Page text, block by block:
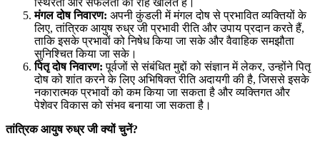
मंगल दोष निवारण: अपनी कुंडली में मंगल दोष से प्रभावित व्यक्तियों के
लिए, तांत्रिक आयुष रुध्र जी प्रभावी रीति और उपाय प्रदान करते हैं,
ताकि इसके प्रभावों को निषेध किया जा सके और वैवाहिक समझौता
सुनिश्चित किया जा सके।
पितृ दोष निवारण: पूर्वजों से संबंधित मुद्दों को संज्ञान में लेकर, उन्होंने पितृ
दोष को शांत करने के लिए अभिषिक्त रीति अदायगी की है, जिससे इसके
नकारात्मक प्रभावों को कम किया जा सकता है और व्यक्तिगत और
पेशेवर विकास को संभव बनाया जा सकता है।
तांत्रिक आयुष रुध्र जी क्यों चुनें?